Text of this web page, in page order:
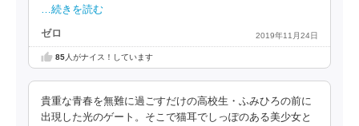
…続きを読む
ゼロ 2019年11月24日
85人がナイス！しています
貴重な青春を無難に過ごすだけの高校生・ふみひろの前に
出現した光のゲート。そこで猫耳でしっぽのある美少女と